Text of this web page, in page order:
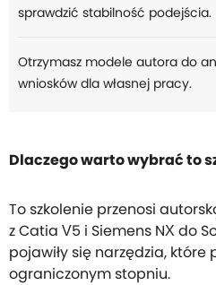
sprawdzić stabilność podejścia.
Otrzymasz modele autora do
wniosków dla własnej pracy.
Dlaczego warto wybrać to
To szkolenie przenosi
z Catia V5 i Siemens NX do
pojawiły się narzędzia,
ograniczonym stopniu.